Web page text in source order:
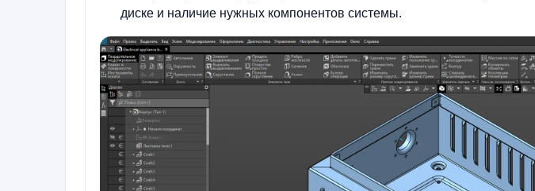
диске и наличие нужных компонентов системы.